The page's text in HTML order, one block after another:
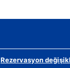
Rezervasyon